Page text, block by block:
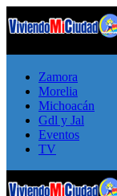
Zamora
Morelia
Michoacán
Gdl y Jal
Eventos
TV